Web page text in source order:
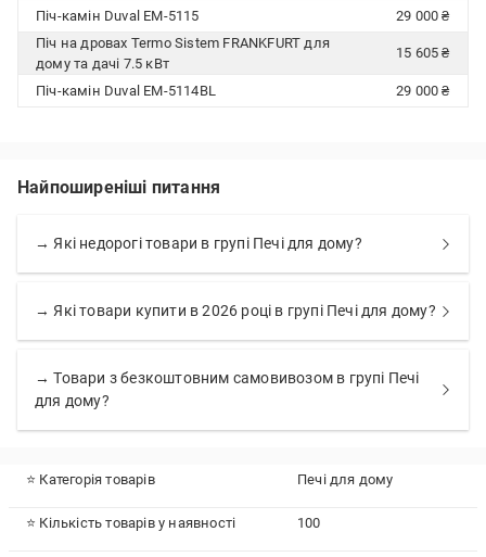
Піч-камін Duval EM-5115
29 000 ₴
Піч на дровах Termo Sistem FRANKFURT для
дому та дачі 7.5 кВт
15 605 ₴
Піч-камін Duval EM-5114BL 29 000 ₴
Найпоширеніші питання
→ Які недорогі товари в групі Печі для дому?
→ Які товари купити в 2026 році в групі Печі для дому?
→ Товари з безкоштовним самовивозом в групі Печі
для дому?
⭐ Категорія товарів Печі для дому
⭐ Кількість товарів у наявності 100